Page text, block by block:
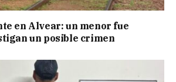
en Alvear: un menor fue
un posible crimen